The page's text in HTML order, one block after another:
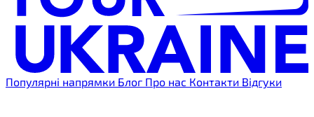
Популярні напрямки Блог Про нас Контакти Відгуки